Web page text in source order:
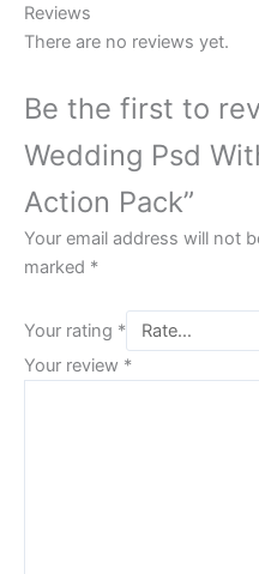
Reviews
There are no reviews yet.
Be the first to
Wedding Psd
Action Pack”
Your email address will not
marked *
Your rating *
Your review *